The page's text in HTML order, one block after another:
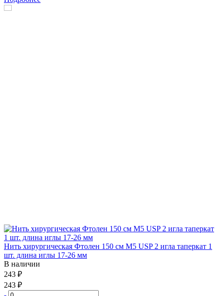
Нить хирургическая Фтолен 150 см М5 USP 2 игла таперкат 1
шт. длина иглы 17-26 мм
В наличии
243 ₽
243 ₽